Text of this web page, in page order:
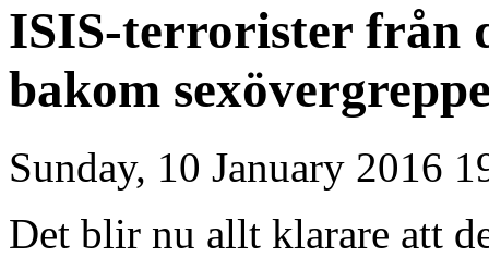
ISIS-terrorister från
bakom
Sunday, 10 January 2016
Det blir nu allt klarare att